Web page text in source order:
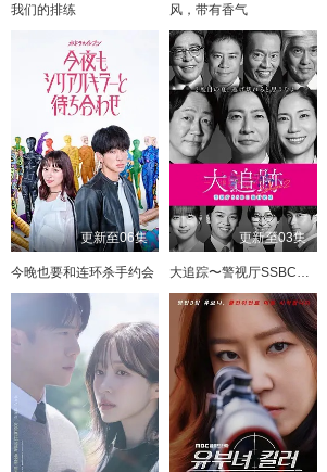
我们的排练 风，带有香气
更新至06集
今晚也要和连环杀手约会
更新至03集
大追踪〜警视厅SSBC强行犯系〜 第二季